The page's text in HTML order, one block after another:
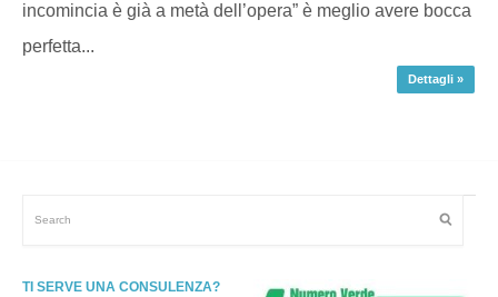
incomincia è già a metà dell’opera” è meglio avere bocca
perfetta...
Dettagli »
TI SERVE UNA CONSULENZA?